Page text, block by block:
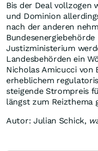
Bis der Deal vollzogen
und Dominion
nach der anderen
Bundesenergiebehörde
Justizministerium
Landesbehörden ein
Nicholas Amicucci von
erheblichem
steigende Strompreis
längst zum Reizthema
Autor: Julian Schick,